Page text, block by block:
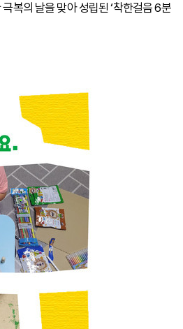
복의 날을 맞아 성립된 ‘착한걸음 6분